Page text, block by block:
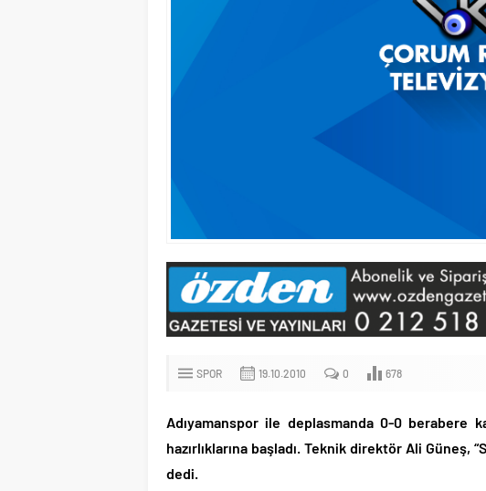
SPOR 19.10.2010 0 678
Adıyamanspor ile deplasmanda 0-0 berabere
hazırlıklarına başladı. Teknik direktör Ali Güneş,
dedi.